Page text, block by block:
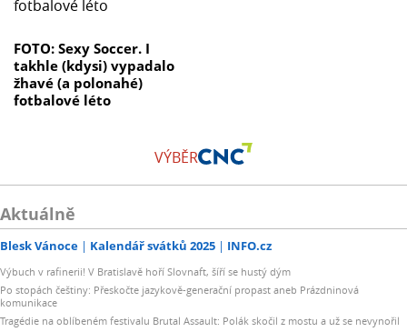
FOTO: Sexy Soccer. I
takhle (kdysi) vypadalo
žhavé (a polonahé)
fotbalové léto
VÝBĚR
Aktuálně
Blesk Vánoce Kalendář svátků 2025 INFO.cz
Výbuch v rafinerii! V Bratislavě hoří Slovnaft, šíří se hustý dým
Po stopách češtiny: Přeskočte jazykově-generační propast aneb Prázdninová
komunikace
Tragédie na oblíbeném festivalu Brutal Assault: Polák skočil z mostu a už se nevynořil